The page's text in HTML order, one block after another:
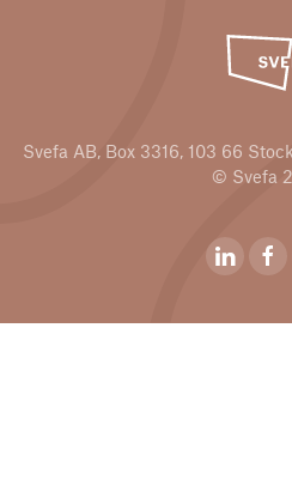
Svefa AB, Box 3316, 103 66
© Svefa
Svefas